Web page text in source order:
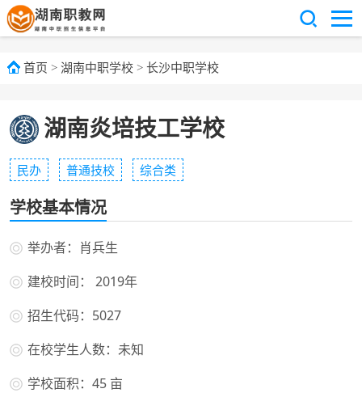
首页 > 湖南中职学校 > 长沙中职学校
湖南炎培技工学校
民办 普通技校 综合类
学校基本情况
举办者：肖兵生
建校时间： 2019年
招生代码：5027
在校学生人数：未知
学校面积：45 亩